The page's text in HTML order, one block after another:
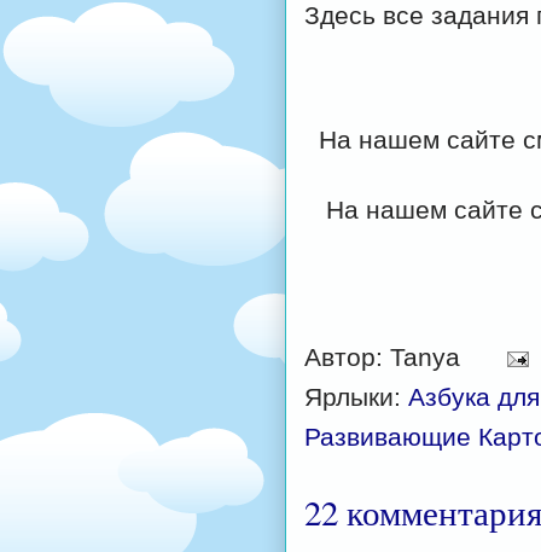
Здесь все
На нашем сайте
На нашем сайте
Автор: Tanya
Ярлыки: Азбука
Развивающие
22